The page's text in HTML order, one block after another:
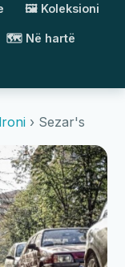
🖼️ Koleksioni
🗺️ Në hartë
› Sezar's